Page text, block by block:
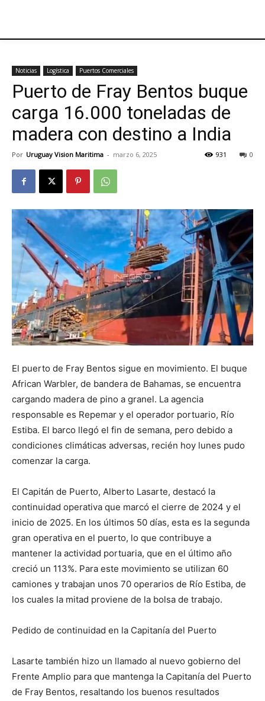
Noticias Logística Puertos Comerciales
Puerto de Fray Bentos buque
carga 16.000 toneladas de
madera con destino a India
Por Uruguay Vision Maritima - marzo 6, 2025 0
931
El puerto de Fray Bentos sigue en movimiento. El buque
African Warbler, de bandera de Bahamas, se encuentra
cargando madera de pino a granel. La agencia
responsable es Repemar y el operador portuario, Río
Estiba. El barco llegó el fin de semana, pero debido a
condiciones climáticas adversas, recién hoy lunes pudo
comenzar la carga.
El Capitán de Puerto, Alberto Lasarte, destacó la
continuidad operativa que marcó el cierre de 2024 y el
inicio de 2025. En los últimos 50 días, esta es la segunda
gran operativa en el puerto, lo que contribuye a
mantener la actividad portuaria, que en el último año
creció un 113%. Para este movimiento se utilizan 60
camiones y trabajan unos 70 operarios de Río Estiba, de
los cuales la mitad proviene de la bolsa de trabajo.
Pedido de continuidad en la Capitanía del Puerto
Lasarte también hizo un llamado al nuevo gobierno del
Frente Amplio para que mantenga la Capitanía del Puerto
de Fray Bentos, resaltando los buenos resultados